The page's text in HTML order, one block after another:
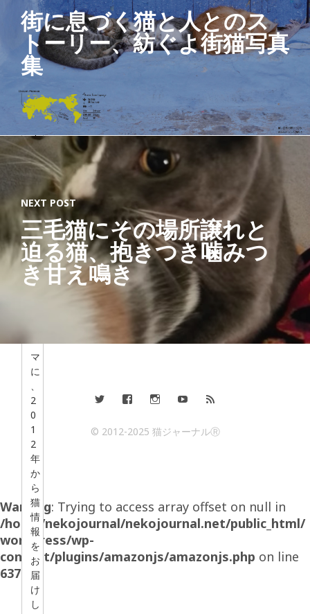
べ
て
の
猫
と
、
猫
を
愛
す
る
す
て
の
人
の
た
め
に
ー
マ
に
、
2
0
1
2
年
か
ら
猫
情
報
を
お
届
け
し
街に息づく猫と人とのス
トーリー、紡ぐよ街猫写真
集
NEXT POST
三毛猫にその場所譲れと
迫る猫、抱きつき噛みつ
き甘え鳴き
© 2012-2025 猫ジャーナルⓇ
Warning: Trying to access array offset on null in
/home/nekojournal/nekojournal.net/public_html/
wordpress/wp-
content/plugins/amazonjs/amazonjs.php on line
637